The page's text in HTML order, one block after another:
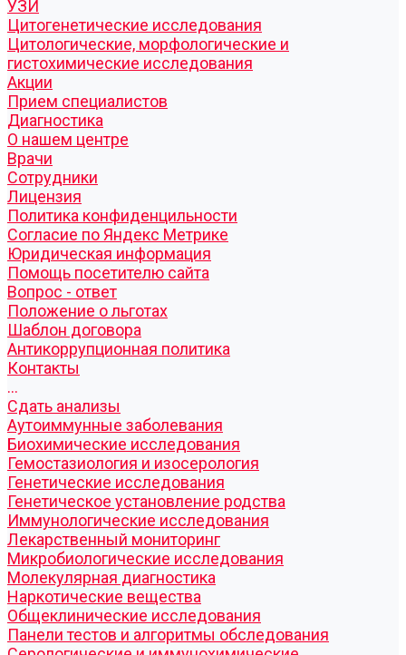
УЗИ
Цитогенетические исследования
Цитологические, морфологические и
гистохимические исследования
Акции
Прием специалистов
Диагностика
О нашем центре
Врачи
Сотрудники
Лицензия
Политика конфиденцильности
Согласие по Яндекс Метрике
Юридическая информация
Помощь посетителю сайта
Вопрос - ответ
Положение о льготах
Шаблон договора
Антикоррупционная политика
Контакты
...
Cдать анализы
Аутоиммунные заболевания
Биохимические исследования
Гемостазиология и изосерология
Генетические исследования
Генетическое установление родства
Иммунологические исследования
Лекарственный мониторинг
Микробиологические исследования
Молекулярная диагностика
Наркотические вещества
Общеклинические исследования
Панели тестов и алгоритмы обследования